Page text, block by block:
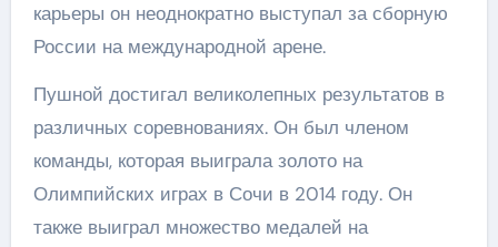
карьеры он неоднократно выступал за сборную
России на международной арене.
Пушной достигал великолепных результатов в
различных соревнованиях. Он был членом
команды, которая выиграла золото на
Олимпийских играх в Сочи в 2014 году. Он
также выиграл множество медалей на